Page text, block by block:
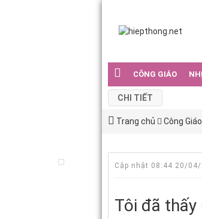
CÔNG GIÁO
CHI TIẾT
Trang chủ Công Giáo
Cập nhật 08:44 20/04/
Tôi đã thấy